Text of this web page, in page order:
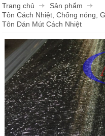
Vật Liệu Cách Nhiệt
Tôn cán sóng
Mút Tiêu Âm
Phụ Kiện Cửa Mở
Phụ Kiện Cửa Lùa
Các Loại Cửa
Ốc Vít
Tin tức
Liên hệ
Trang chủ
Sản phẩm
Tôn Cách Nhiệt, Chống nóng,
Tôn Dán Mút Cách Nhiệt